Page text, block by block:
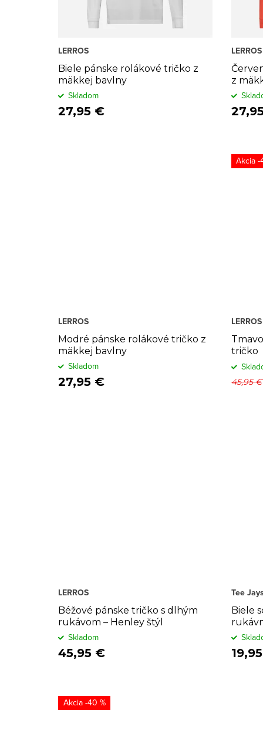
k
o
o
d
u
k
Biele pánske rolákové tričko z
mäkkej bavlny
LERROS
27,95 €
Skladom
z
LERROS
Modré pánske rolákové tričko z
mäkkej bavlny
LERROS
27,95 €
Skladom
-
tričko
LERROS
45,95 €
Béžové pánske tričko s dlhým
rukávom – Henley štýl
LERROS
45,95 €
Skladom
Biele
Tee
-40 %